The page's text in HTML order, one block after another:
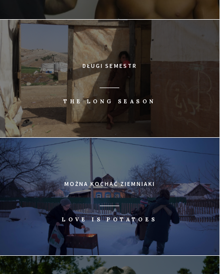
DŁUGI SEMESTR
THE LONG SEASON
MOŻNA KOCHAĆ ZIEMNIAKI
LOVE IS POTATOES